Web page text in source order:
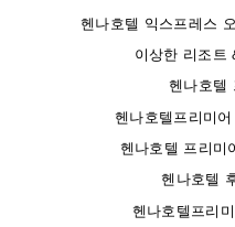
헨나호텔 익스프레스
이상한 리조트
헨나호텔
헨나호텔프리미
헨나호텔 프리미
헨나호텔
헨나호텔프리